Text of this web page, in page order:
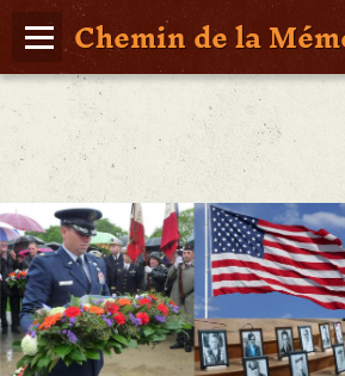
Page d'accueil
Agenda
Album Photos
Vidéos
Poche St Nazaire
Contact